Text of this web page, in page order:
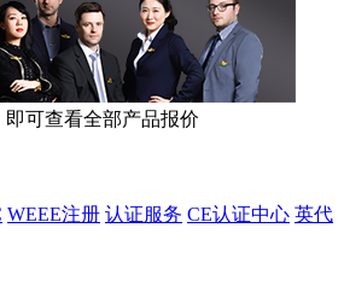
可查看全部产品报价
WEEE注册 认证服务 CE认证中心 英代